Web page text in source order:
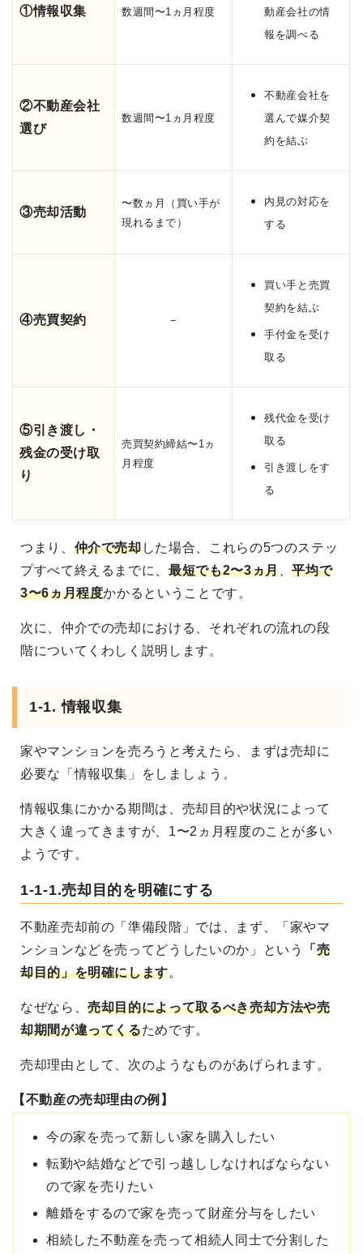
①情報収集 数週間〜1ヵ月程度
動産会社の情
報を調べる
②不動産会社
選び
数週間〜1ヵ月程度
不動産会社を
選んで媒介契
約を結ぶ
③売却活動
〜数ヵ月（買い手が
現れるまで）
内見の対応を
する
④売買契約 −
買い手と売買
契約を結ぶ
手付金を受け
取る
⑤引き渡し・
残金の受け取
り
売買契約締結〜1ヵ
月程度
残代金を受け
取る
引き渡しをす
る
つまり、 仲介で売却した場合、これらの5つのステッ
プすべて終えるまでに、最短でも2〜3ヵ月、平均で
3〜6ヵ月程度かかるということです。
次に、仲介での売却における、それぞれの流れの段
階についてくわしく説明します。
1-1. 情報収集
家やマンションを売ろうと考えたら、まずは売却に
必要な「情報収集」をしましょう。
情報収集にかかる期間は、売却目的や状況によって
大きく違ってきますが、1〜2ヵ月程度のことが多い
ようです。
1-1-1.売却目的を明確にする
不動産売却前の「準備段階」では、まず、「家やマ
ンションなどを売ってどうしたいのか」という
「売
却目的」を明確にします。
なぜなら、売却目的によって取るべき売却方法や売
却期間が違ってくるためです。
売却理由として、次のようなものがあげられます。
【不動産の売却理由の例】
今の家を売って新しい家を購入したい
転勤や結婚などで引っ越ししなければならない
ので家を売りたい
離婚をするので家を売って財産分与をしたい
相続した不動産を売って相続人同士で分割した